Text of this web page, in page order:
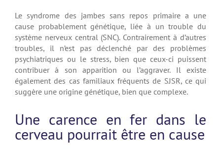
Le syndrome des jambes sans repos primaire a une
cause probablement génétique, liée à un trouble du
système nerveux central (SNC). Contrairement à d’autres
troubles, il n’est pas déclenché par des problèmes
psychiatriques ou le stress, bien que ceux-ci puissent
contribuer à son apparition ou l’aggraver. Il existe
également des cas familiaux fréquents de SJSR, ce qui
suggère une origine génétique, bien que complexe.
Une carence en fer dans le
cerveau pourrait être en cause